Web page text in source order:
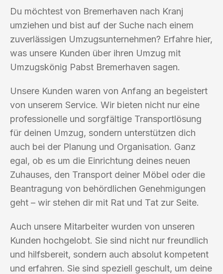
Du möchtest von Bremerhaven nach Kranj
umziehen und bist auf der Suche nach einem
zuverlässigen Umzugsunternehmen? Erfahre hier,
was unsere Kunden über ihren Umzug mit
Umzugskönig Pabst Bremerhaven sagen.
Unsere Kunden waren von Anfang an begeistert
von unserem Service. Wir bieten nicht nur eine
professionelle und sorgfältige Transportlösung
für deinen Umzug, sondern unterstützen dich
auch bei der Planung und Organisation. Ganz
egal, ob es um die Einrichtung deines neuen
Zuhauses, den Transport deiner Möbel oder die
Beantragung von behördlichen Genehmigungen
geht – wir stehen dir mit Rat und Tat zur Seite.
Auch unsere Mitarbeiter wurden von unseren
Kunden hochgelobt. Sie sind nicht nur freundlich
und hilfsbereit, sondern auch absolut kompetent
und erfahren. Sie sind speziell geschult, um deine